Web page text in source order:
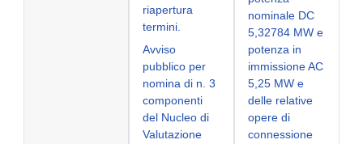
riapertura
termini.
Avviso
pubblico per
nomina di n. 3
componenti
del Nucleo di
Valutazione
nominale DC
5,32784 MW e
potenza in
immissione AC
5,25 MW e
delle relative
opere di
connessione